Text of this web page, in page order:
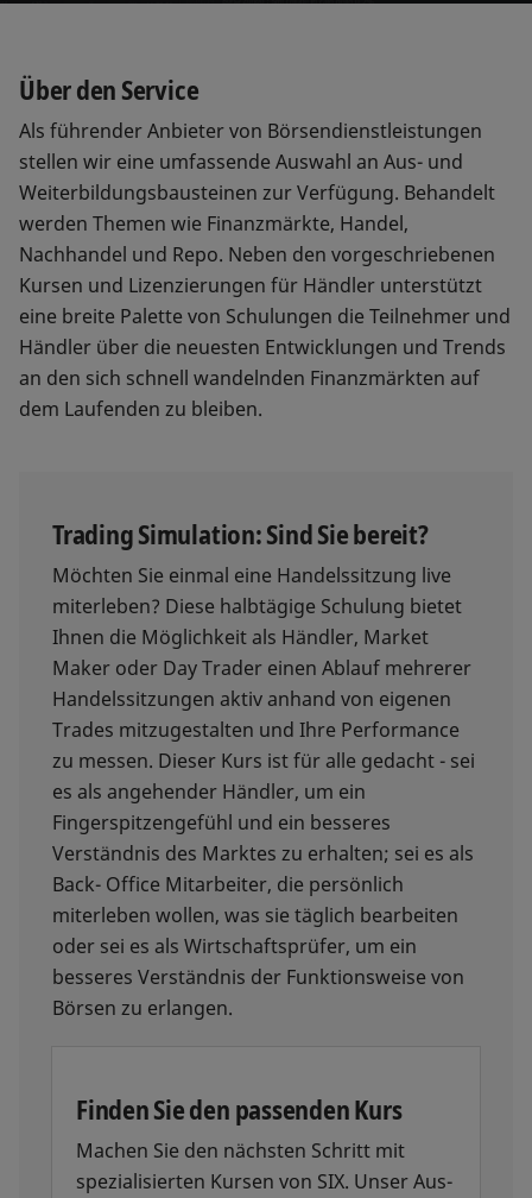
Über den Service
Als führender Anbieter von Börsendienstleistungen
stellen wir eine umfassende Auswahl an Aus- und
Weiterbildungsbausteinen zur Verfügung. Behandelt
werden Themen wie Finanzmärkte, Handel,
Nachhandel und Repo. Neben den vorgeschriebenen
Kursen und Lizenzierungen für Händler unterstützt
eine breite Palette von Schulungen die Teilnehmer und
Händler über die neuesten Entwicklungen und Trends
an den sich schnell wandelnden Finanzmärkten auf
dem Laufenden zu bleiben.
Trading Simulation: Sind Sie bereit?
Möchten Sie einmal eine Handelssitzung live
miterleben? Diese halbtägige Schulung bietet
Ihnen die Möglichkeit als Händler, Market
Maker oder Day Trader einen Ablauf mehrerer
Handelssitzungen aktiv anhand von eigenen
Trades mitzugestalten und Ihre Performance
zu messen. Dieser Kurs ist für alle gedacht - sei
es als angehender Händler, um ein
Fingerspitzengefühl und ein besseres
Verständnis des Marktes zu erhalten; sei es als
Back- Office Mitarbeiter, die persönlich
miterleben wollen, was sie täglich bearbeiten
oder sei es als Wirtschaftsprüfer, um ein
besseres Verständnis der Funktionsweise von
Börsen zu erlangen.
Finden Sie den passenden Kurs
Machen Sie den nächsten Schritt mit
spezialisierten Kursen von SIX. Unser Aus-